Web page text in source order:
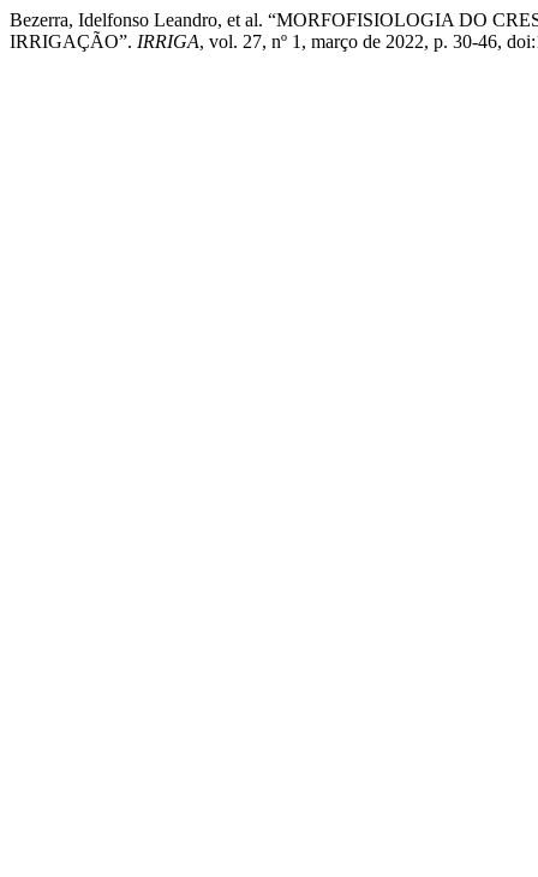
Bezerra, Idelfonso Leandro, et al. “MORFOFISIOLOGIA DO
IRRIGAÇÃO”. IRRIGA, vol. 27, nº 1, março de 2022, p. 30-46,